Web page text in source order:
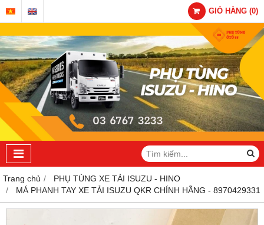
GIỎ HÀNG (0)
Trang chủ
PHỤ TÙNG XE TẢI ISUZU - HINO
MÁ PHANH TAY XE TẢI ISUZU QKR CHÍNH HÃNG - 8970429331